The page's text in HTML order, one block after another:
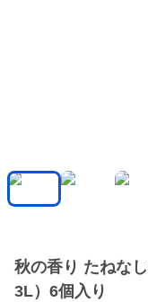
秋の香り たねな
3L）6個入り